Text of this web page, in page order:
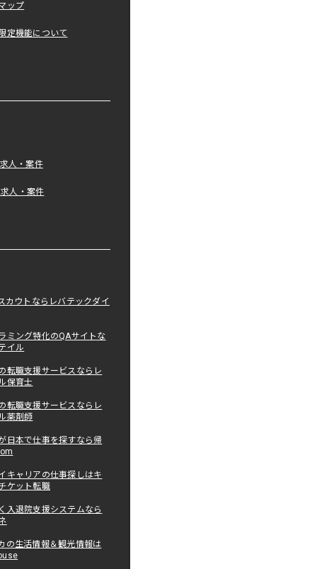
ップ
定機能について
人・案件
人・案件
カウトならレバテックダイ
ミング特化のQAサイトな
イル
転職支援サービスならレ
保育士
転職支援サービスならレ
薬剤師
日本で仕事を探すなら帰
キャリアの仕事探しはキ
ケット転職
入退院支援システムなら
の生活情報＆観光情報は